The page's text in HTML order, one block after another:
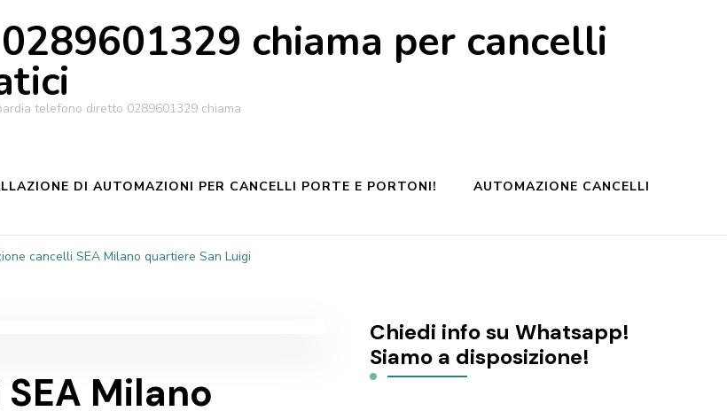
chiama per cancelli
telefono diretto 0289601329 chiama
DI AUTOMAZIONI PER CANCELLI PORTE E PORTONI! AUTOMAZIONE CANCELLI
cancelli SEA Milano quartiere San Luigi
Milano
Chiedi info su Whatsapp!
Siamo a disposizione!